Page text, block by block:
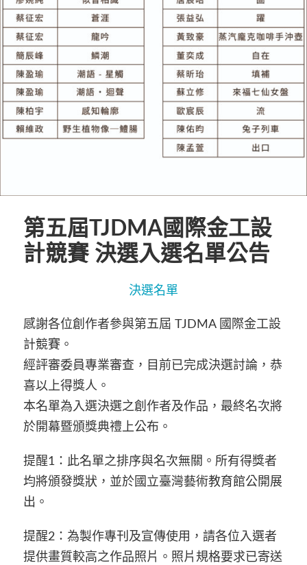
第五屆TJDMA國際金工設
計競賽 決選入選名單公告
決選名單
感謝各位創作者參與第五屆 TJDMA 國際金工設
計競賽。
經評審委員專業審查，目前已完成決選討論，恭
喜以上得獎人。
本名單為入選決選之創作者及作品，最終名次將
於開幕暨頒獎典禮上公布。
提醒1：此名單之排序與名次無關。所有得獎者
均將頒發獎狀，並於國立臺灣藝術教育館公開展
出。
提醒2：為製作專刊及宣傳使用，請各位入選者
提供畫質較高之作品照片。照片規格要求已寄送